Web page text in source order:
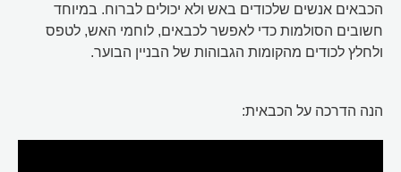
הכבאים אנשים שלכודים באש ולא יכולים לברוח. במיוחד
חשובים הסולמות כדי לאפשר לכבאים, לוחמי האש, לטפס
ולחלץ לכודים מהקומות הגבוהות של הבניין הבוער.
הנה הדרכה על הכבאית: